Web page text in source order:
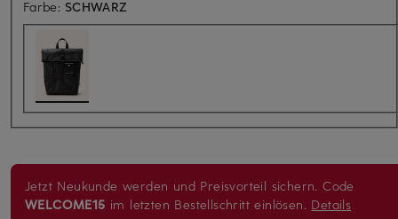
Farbe: SCHWARZ
Jetzt Neukunde werden und Preisvorteil sichern. Code
WELCOME15 im letzten Bestellschritt einlösen. Details